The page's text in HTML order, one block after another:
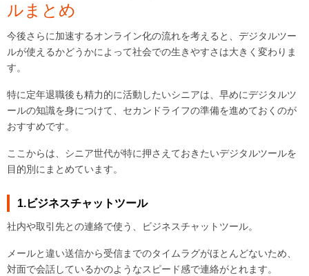
ルまとめ
今後さらに加速するオンライン化の流れを考えると、デジタルツー
ルが使えるかどうかによって社会での生きやすさは大きく変わりま
す。
特に定年退職後も精力的に活動したいシニアは、早めにデジタルツ
ールの知識を身につけて、セカンドライフの準備を進めておくのが
おすすめです。
ここからは、シニア世代が特に押さえておきたいデジタルツールを
目的別にまとめています。
1.ビジネスチャットツール
社内や取引先との連絡で使う、ビジネスチャットツール。
メールと違い送信から受信までのタイムラグがほとんどないため、
対面で会話しているかのようなスピード感で連絡がとれます。